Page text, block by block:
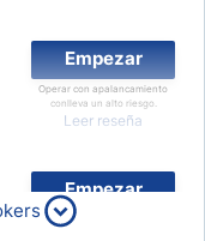
Empezar
Operar con apalancamiento
conlleva un alto riesgo.
Leer reseña
Empezar
Leer reseña